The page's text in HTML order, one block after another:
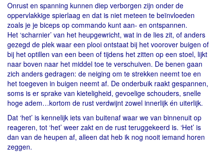
Onrust en spanning kunnen diep verborgen zijn onder de
oppervlakkige spierlaag en dat is niet meteen te beïnvloeden
zoals je je biceps op commando kunt aan- en ontspannen.
Het ‘scharnier’ van het heupgewricht, wat in de lies zit, of anders
gezegd de plek waar een plooi ontstaat bij het voorover buigen of
bij het optillen van een been of tijdens het zitten op een stoel, lijkt
naar boven naar het middel toe te verschuiven. De benen gaan
zich anders gedragen: de neiging om te strekken neemt toe en
het toegeven in buigen neemt af. De onderbuik raakt gespannen,
soms is er sprake van kieteligheid, gevoelige schouders, snelle
hoge adem…kortom de rust verdwijnt zowel innerlijk én uiterlijk.
Dat ‘het’ is kennelijk iets van buitenaf waar we van binnenuit op
reageren, tot ‘het’ weer zakt en de rust teruggekeerd is. ‘Het’ is
dan van de heupen af, alleen dat heb ik nog nooit iemand horen
zeggen.